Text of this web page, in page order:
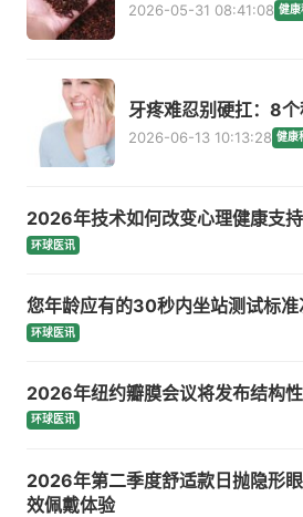
2026-05-31 08:41:08 健康
牙疼难忍别硬扛：8
2026-06-13 10:13:28 健康
2026年技术如何改变心理健康支
环球医讯
您年龄应有的30秒内坐站测试标准
环球医讯
2026年纽约瓣膜会议将发布结构
环球医讯
2026年第二季度舒适款日抛隐形
效佩戴体验